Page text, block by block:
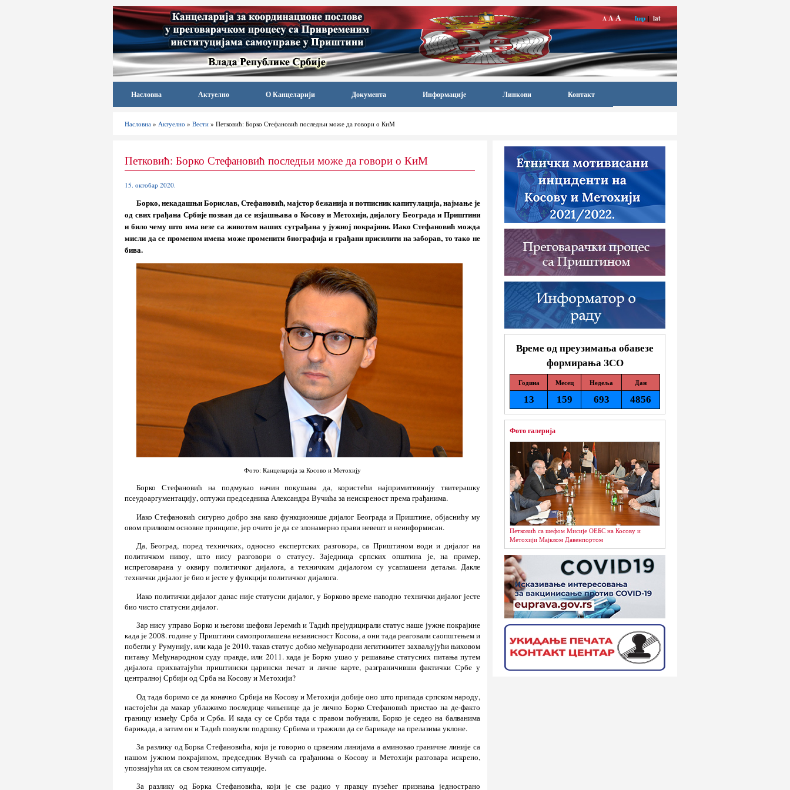
A AA ћир|lat
Насловна Актуелно О Канцеларији Документа Информације Линкови Контакт
Насловна » Актуелно » Вести » Петковић: Борко Стефановић последњи може да говори о КиМ
Време од преузимања обавезе
формирања ЗСО
Година Месец Недеља Дан
13 159 693 4856
Фото галерија
Петковић са шефом Мисије ОЕБС на Косову и
Метохији Мајклом Давенпортом
Петковић: Борко Стефановић последњи може да говори о КиМ
15. октобар 2020.
Борко, некадашњи Борислав, Стефановић, мајстор бежанија и потписник капитулација, најмање је
од свих грађана Србије позван да се изјашњава о Косову и Метохији, дијалогу Београда и Приштини
и било чему што има везе са животом наших суграђана у јужној покрајини. Иако Стефановић можда
мисли да се променом имена може променити биографија и грађани присилити на заборав, то тако не
бива.
Фото: Канцеларија за Косово и Метохију
Борко Стефановић на подмукао начин покушава да, користећи најпримитивнију твитерашку
псеудоаргументацију, оптужи председника Александра Вучића за неискреност према грађанима.
Иако Стефановић сигурно добро зна како функционише дијалог Београда и Приштине, објаснићу му
овом приликом основне принципе, јер очито је да се злонамерно прави невешт и неинформисан.
Да, Београд, поред техничких, односно експертских разговора, са Приштином води и дијалог на
политичком нивоу, што нису разговори о статусу. Заједница српских општина је, на пример,
испреговарана у оквиру политичког дијалога, а техничким дијалогом су усаглашени детаљи. Дакле
технички дијалог је био и јесте у функцији политичког дијалога.
Иако политички дијалог данас није статусни дијалог, у Борково време наводно технички дијалог јесте
био чисто статусни дијалог.
Зар нису управо Борко и његови шефови Јеремић и Тадић прејудицирали статус наше јужне покрајине
када је 2008. године у Приштини самопроглашена независност Косова, а они тада реаговали саопштењем и
побегли у Румунију, или када је 2010. такав статус добио међународни легитимитет захваљујући њиховом
питању Међународном суду правде, или 2011. када је Борко ушао у решавање статусних питања путем
дијалога прихватајући приштински царински печат и личне карте, разграничивши фактички Србе у
централној Србији од Срба на Косову и Метохији?
Од тада боримо се да коначно Србија на Косову и Метохији добије оно што припада српском народу,
настојећи да макар ублажимо последице чињенице да је лично Борко Стефановић пристао на де-факто
границу између Срба и Срба. И када су се Срби тада с правом побунили, Борко је седео на балванима
барикада, а затим он и Тадић повукли подршку Србима и тражили да се барикаде на прелазима уклоне.
За разлику од Борка Стефановића, који је говорио о црвеним линијама а аминовао граничне линије са
нашом јужном покрајином, председник Вучић са грађанима о Косову и Метохији разговара искрено,
упознајући их са свом тежином ситуације.
За разлику од Борка Стефановића, који је све радио у правцу пузећег признања једнострано